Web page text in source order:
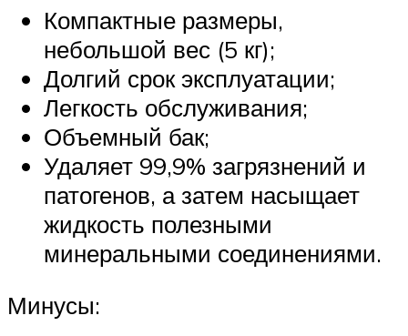
Компактные размеры,
небольшой вес (5 кг);
Долгий срок эксплуатации;
Легкость обслуживания;
Объемный бак;
Удаляет 99,9% загрязнений и
патогенов, а затем насыщает
жидкость полезными
минеральными соединениями.
Минусы: